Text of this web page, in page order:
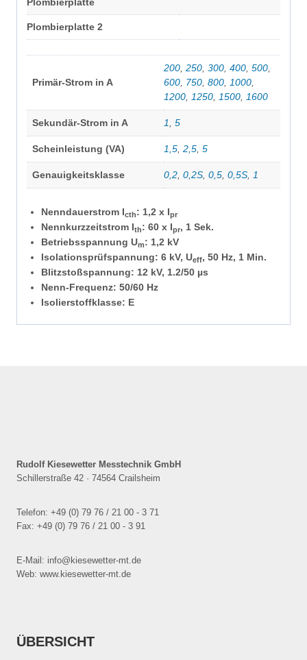
Plombierplatte 2
Primär-Strom in A
200, 250, 300, 400, 500,
600, 750, 800, 1000,
1200, 1250, 1500, 1600
Sekundär-Strom in A 1, 5
Scheinleistung (VA) 1,5, 2,5, 5
Genauigkeitsklasse 0,2, 0,2S, 0,5, 0,5S, 1
Nenndauerstrom Icth: 1,2 x Ipr
Nennkurzzeitstrom Ith: 60 x Ipr, 1 Sek.
Betriebsspannung Um: 1,2 kV
Isolationsprüfspannung: 6 kV, Ueff, 50 Hz, 1 Min.
Blitzstoßspannung: 12 kV, 1.2/50 µs
Nenn-Frequenz: 50/60 Hz
Isolierstoffklasse: E
Rudolf Kiesewetter Messtechnik GmbH
Schillerstraße 42 · 74564 Crailsheim
Telefon: +49 (0) 79 76 / 21 00 - 3 71
Fax: +49 (0) 79 76 / 21 00 - 3 91
E-Mail: info@kiesewetter-mt.de
Web: www.kiesewetter-mt.de
ÜBERSICHT